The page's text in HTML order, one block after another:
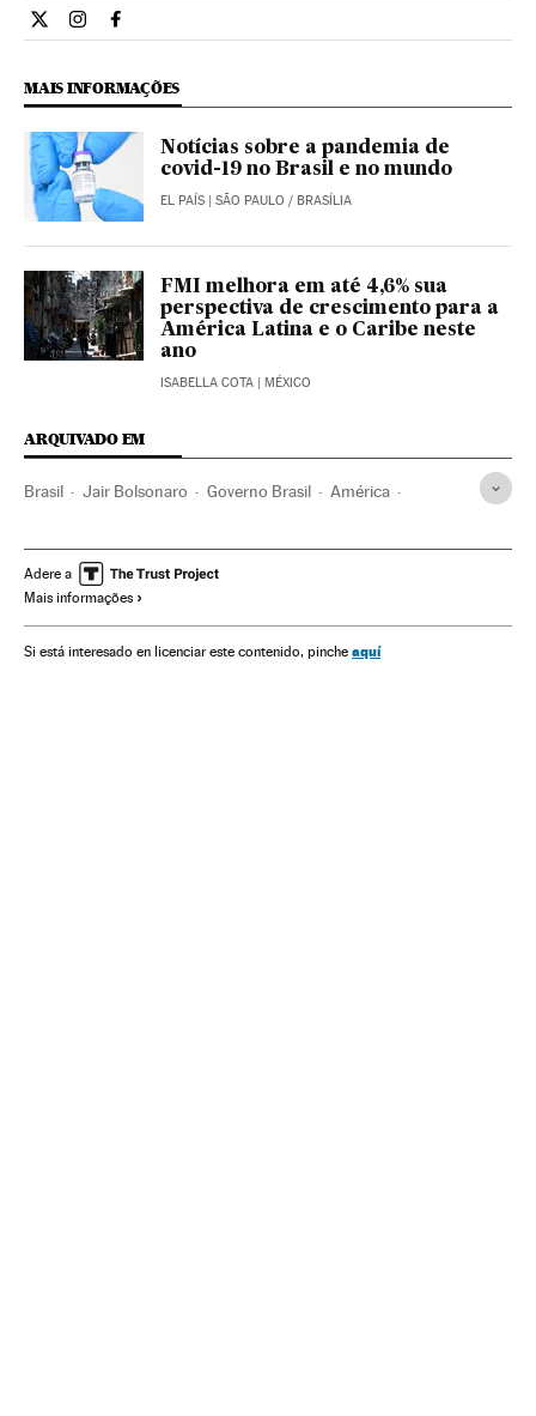
Economia El País Brasil en Twitter
Economia El País Brasil en Instagram
Economia El País Brasil en Facebook
MAIS INFORMAÇÕES
Notícias sobre a pandemia de
covid-19 no Brasil e no mundo
EL PAÍS | SÃO PAULO / BRASÍLIA
FMI melhora em até 4,6% sua
perspectiva de crescimento para a
América Latina e o Caribe neste
ano
ISABELLA COTA | MÉXICO
ARQUIVADO EM
Brasil Jair Bolsonaro Governo Brasil América
Coronavirus Crisis económica coronavirus covid-19
Adere a
Mais informações
Si está interesado en licenciar este contenido, pinche aquí